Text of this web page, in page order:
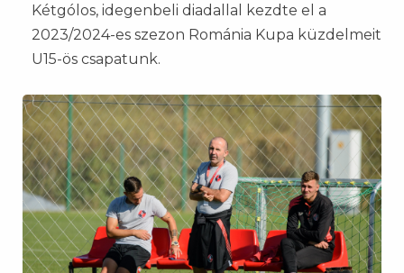
Kétgólos, idegenbeli diadallal kezdte el a
2023/2024-es szezon Románia Kupa küzdelmeit
U15-ös csapatunk.